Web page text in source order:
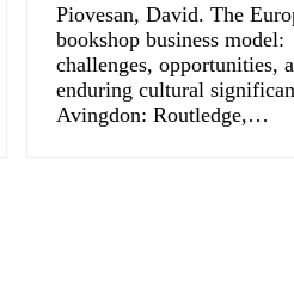
Piovesan, David. The
bookshop business model:
challenges, opportunities,
enduring cultural
Avingdon: Routledge,…